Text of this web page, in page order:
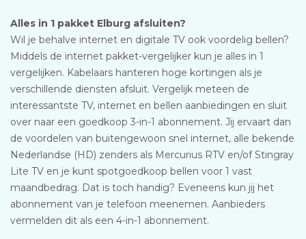
Alles in 1 pakket Elburg afsluiten?
Wil je behalve internet en digitale TV ook voordelig bellen?
Middels de internet pakket-vergelijker kun je alles in 1
vergelijken. Kabelaars hanteren hoge kortingen als je
verschillende diensten afsluit. Vergelijk meteen de
interessantste TV, internet en bellen aanbiedingen en sluit
over naar een goedkoop 3-in-1 abonnement. Jij ervaart dan
de voordelen van buitengewoon snel internet, alle bekende
Nederlandse (HD) zenders als Mercurius RTV en/of Stingray
Lite TV en je kunt spotgoedkoop bellen voor 1 vast
maandbedrag. Dat is toch handig? Eveneens kun jij het
abonnement van je telefoon meenemen. Aanbieders
vermelden dit als een 4-in-1 abonnement.